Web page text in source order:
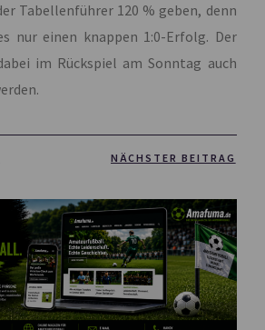
Tabellenführer 120 % geben, denn
nur einen knappen 1:0-Erfolg. Der
im Rückspiel am Sonntag auch
NÄCHSTER BEITRAG